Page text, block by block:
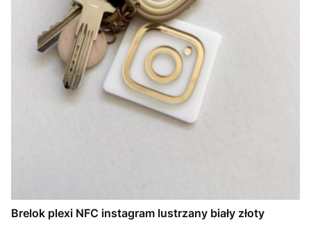
Brelok plexi NFC instagram lustrzany biały złoty